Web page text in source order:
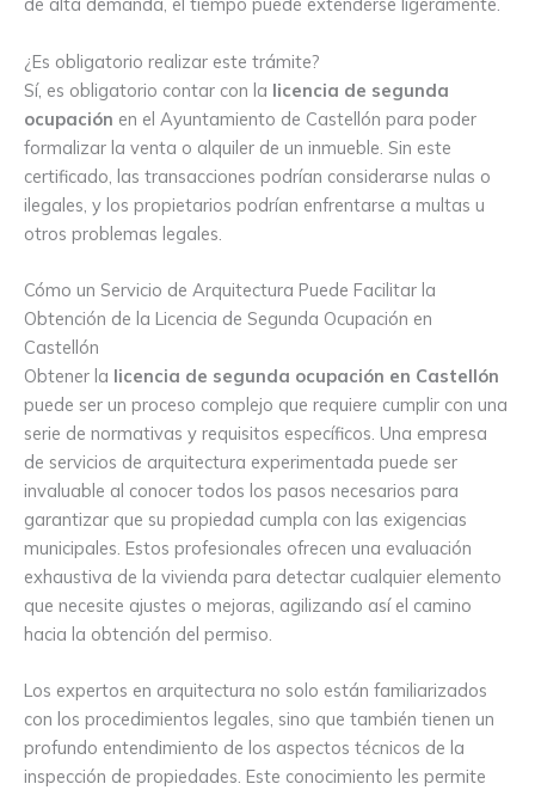
¿Es obligatorio realizar este trámite?
Sí, es obligatorio contar con la licencia de segunda
ocupación en el Ayuntamiento de Castellón para poder
formalizar la venta o alquiler de un inmueble. Sin este
certificado, las transacciones podrían considerarse nulas o
ilegales, y los propietarios podrían enfrentarse a multas u
otros problemas legales.
Cómo un Servicio de Arquitectura Puede Facilitar la
Obtención de la Licencia de Segunda Ocupación en
Castellón
Obtener la licencia de segunda ocupación en Castellón
puede ser un proceso complejo que requiere cumplir con una
serie de normativas y requisitos específicos. Una empresa
de servicios de arquitectura experimentada puede ser
invaluable al conocer todos los pasos necesarios para
garantizar que su propiedad cumpla con las exigencias
municipales. Estos profesionales ofrecen una evaluación
exhaustiva de la vivienda para detectar cualquier elemento
que necesite ajustes o mejoras, agilizando así el camino
hacia la obtención del permiso.
Los expertos en arquitectura no solo están familiarizados
con los procedimientos legales, sino que también tienen un
profundo entendimiento de los aspectos técnicos de la
inspección de propiedades. Este conocimiento les permite